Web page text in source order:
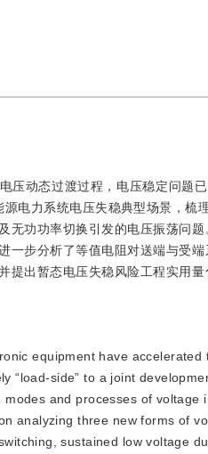
动态过渡过程，电压稳定问题已
电力系统电压失稳典型场景，梳
无功功率切换引发的电压振荡问
一步分析了等值电阻对送端与受
提出暂态电压失稳风险工程实用
equipment have accelerated
“load-side” to a joint
and processes of voltage
analyzing three new forms of
sustained low voltage